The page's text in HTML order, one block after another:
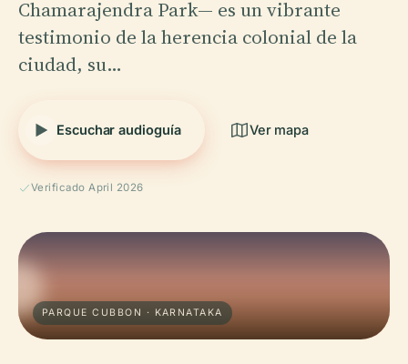
Chamarajendra Park— es un vibrante
testimonio de la herencia colonial de la
ciudad, su…
Escuchar audioguía Ver mapa
Verificado April 2026
PARQUE CUBBON · KARNATAKA